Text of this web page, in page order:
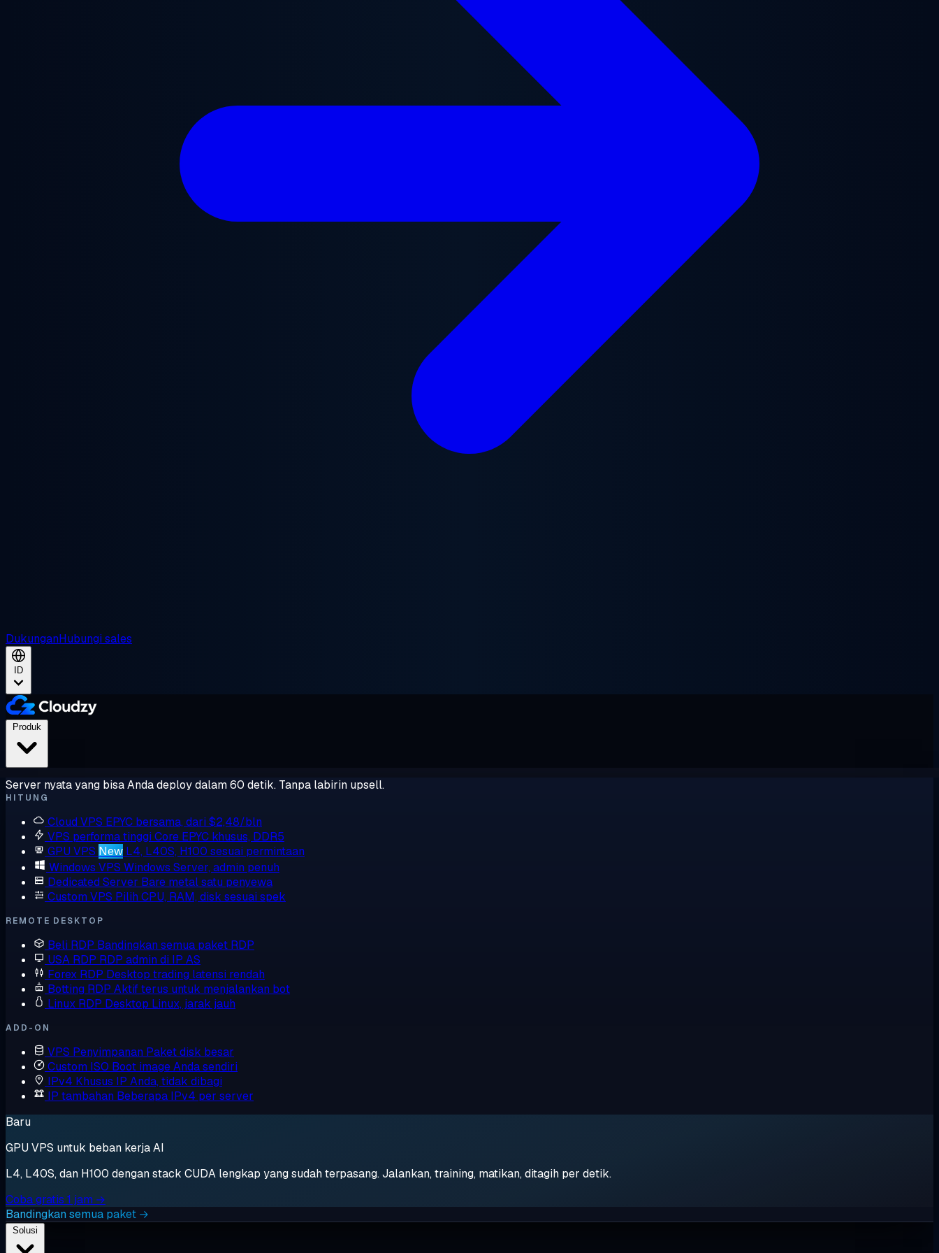
DukunganHubungi sales
ID
Server nyata yang bisa Anda deploy dalam 60 detik. Tanpa labirin upsell.
HITUNG
Cloud VPS EPYC bersama, dari $2,48/bln
VPS performa tinggi Core EPYC khusus, DDR5
GPU VPS New L4, L40S, H100 sesuai permintaan
Windows VPS Windows Server, admin penuh
Dedicated Server Bare metal satu penyewa
Custom VPS Pilih CPU, RAM, disk sesuai spek
REMOTE DESKTOP
Beli RDP Bandingkan semua paket RDP
USA RDP RDP admin di IP AS
Forex RDP Desktop trading latensi rendah
Botting RDP Aktif terus untuk menjalankan bot
Linux RDP Desktop Linux, jarak jauh
ADD-ON
VPS Penyimpanan Paket disk besar
Custom ISO Boot image Anda sendiri
IPv4 Khusus IP Anda, tidak dibagi
IP tambahan Beberapa IPv4 per server
Baru
GPU VPS untuk beban kerja AI
L4, L40S, dan H100 dengan stack CUDA lengkap yang sudah terpasang. Jalankan, training, matikan, ditagih per detik.
Coba gratis 1 jam →
Bandingkan semua paket →